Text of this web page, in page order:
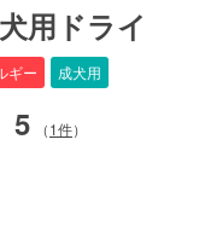
用ドライ
ギー 成犬用
5 （1件）